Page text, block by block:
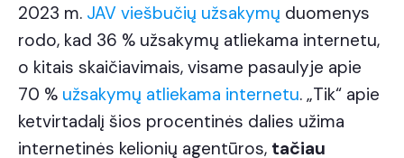
2023 m. JAV viešbučių užsakymų duomenys
rodo, kad 36 % užsakymų atliekama internetu,
o kitais skaičiavimais, visame pasaulyje apie
70 % užsakymų atliekama internetu. „Tik“ apie
ketvirtadalį šios procentinės dalies užima
internetinės kelionių agentūros, tačiau